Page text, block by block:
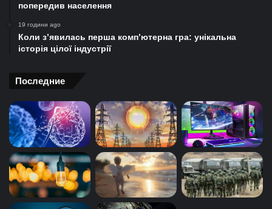
попередив населення
19 години ago
Коли з’явилась перша комп’ютерна гра: унікальна
історія цілої індустрії
Последние